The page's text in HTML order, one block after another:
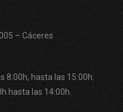
– Cáceres
8:00h, hasta las 15:00h.
hasta las 14:00h.